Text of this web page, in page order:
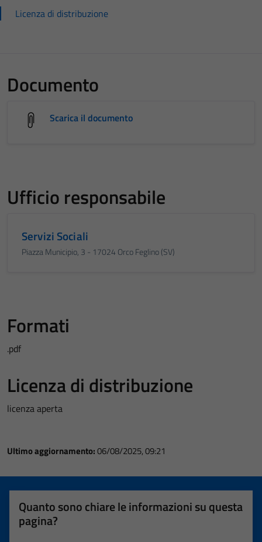
Licenza di distribuzione
Documento
Scarica il documento
Ufficio responsabile
Servizi Sociali
Piazza Municipio, 3 - 17024 Orco Feglino (SV)
Formati
.pdf
Licenza di distribuzione
licenza aperta
Ultimo aggiornamento:06/08/2025, 09:21
Quanto sono chiare le informazioni su questa
pagina?